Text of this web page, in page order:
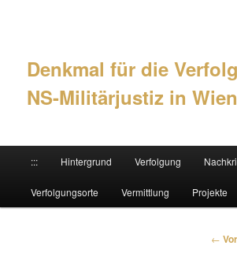
Denkmal für die
NS-Militärjustiz in Wien
Zum Inhalt wechseln
Zum sekundären Inhalt wechseln
::: Hintergrund Verfolgung
Verfolgungsorte Vermittlung Projekte
←